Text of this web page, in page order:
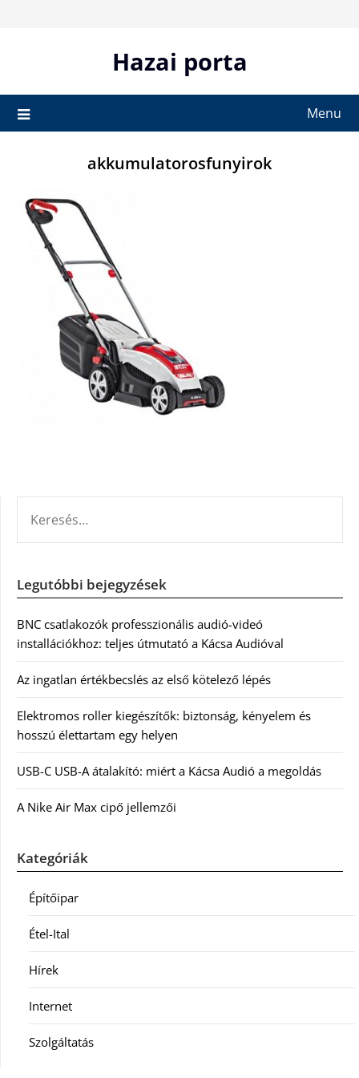
Hazai porta
Menu
akkumulatorosfunyirok
Legutóbbi bejegyzések
BNC csatlakozók professzionális audió-videó
installációkhoz: teljes útmutató a Kácsa Audióval
Az ingatlan értékbecslés az első kötelező lépés
Elektromos roller kiegészítők: biztonság, kényelem és
hosszú élettartam egy helyen
USB-C USB-A átalakító: miért a Kácsa Audió a megoldás
A Nike Air Max cipő jellemzői
Kategóriák
Építőipar
Étel-Ital
Hírek
Internet
Szolgáltatás